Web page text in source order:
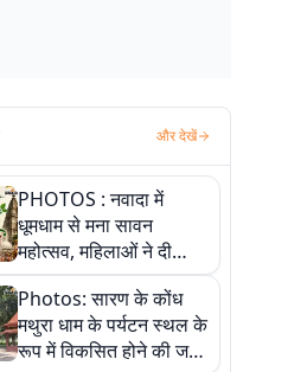
और देखें
PHOTOS : नवादा में
धूमधाम से मना सावन
महोत्सव, महिलाओं ने दी
सांस्कृतिक प्रस्तुतियां
Photos: सारण के कोंध
मथुरा धाम के पर्यटन स्थल के
रूप में विकसित होने की जगी